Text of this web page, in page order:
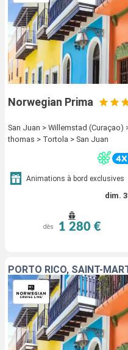
Norwegian Prima
San Juan > Willemstad (Curaçao)
thomas > Tortola > San Juan
Animations à bord exclusives
dim.
dès 1 280 €